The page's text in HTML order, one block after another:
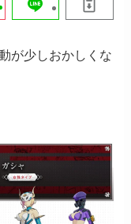
が少しおかしくな